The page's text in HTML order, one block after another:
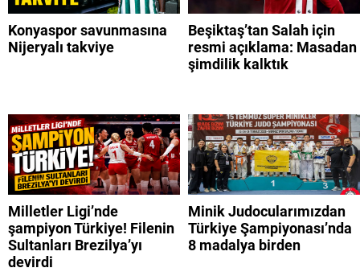
Konyaspor savunmasına
Nijeryalı takviye
Beşiktaş’tan Salah için
resmi açıklama: Masadan
şimdilik kalktık
Milletler Ligi’nde
şampiyon Türkiye! Filenin
Sultanları Brezilya’yı
devirdi
Minik Judocularımızdan
Türkiye Şampiyonası’nda
8 madalya birden